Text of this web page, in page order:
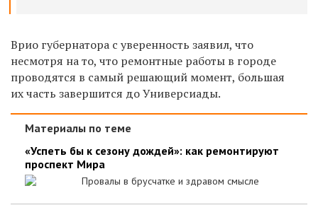
Врио губернатора с уверенность заявил, что
несмотря на то, что ремонтные работы в городе
проводятся в самый решающий момент, большая
их часть завершится до Универсиады.
Материалы по теме
«Успеть бы к сезону дождей»: как ремонтируют
проспект Мира
Провалы в брусчатке и здравом смысле